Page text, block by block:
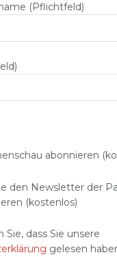
(Pflichtfeld)
abonnieren
den Newsletter der
(kostenlos)
Sie, dass Sie unsere
gelesen